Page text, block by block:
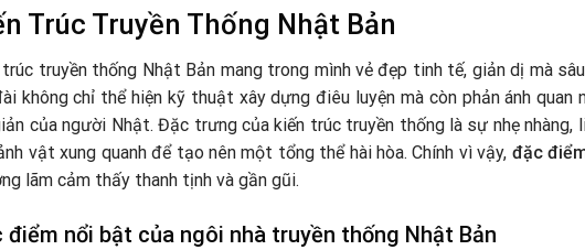
Trúc Truyền Thống Nhật Bản
trúc truyền thống Nhật Bản mang trong mình vẻ đẹp tinh tế, giản dị mà
không chỉ thể hiện kỹ thuật xây dựng điêu luyện mà còn phản ánh
của người Nhật. Đặc trưng của kiến trúc truyền thống là sự nhẹ nhàng,
vật xung quanh để tạo nên một tổng thể hài hòa. Chính vì vậy, đặc
lãm cảm thấy thanh tịnh và gần gũi.
điểm nổi bật của ngôi nhà truyền thống Nhật Bản